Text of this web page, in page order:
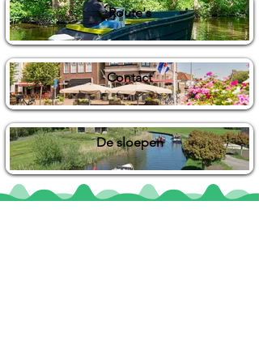
Route's
Contact
De sloepen